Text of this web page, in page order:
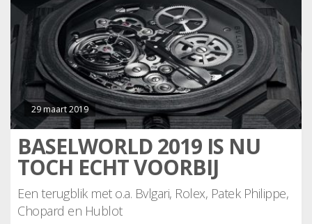
29 maart 2019
BASELWORLD 2019 IS NU
TOCH ECHT VOORBIJ
Een terugblik met o.a. Bvlgari, Rolex, Patek Philippe,
Chopard en Hublot